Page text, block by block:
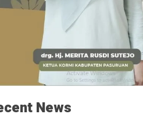
News